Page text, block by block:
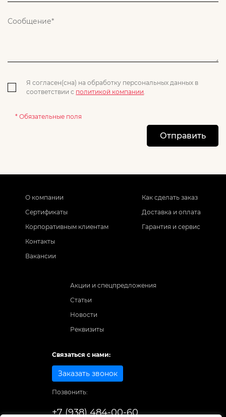
Я согласен(сна) на обработку персональных данных в
соответствии с политикой компании.
* Обязательные поля
Отправить
О компании
Сертификаты
Корпоративным клиентам
Контакты
Вакансии
Как сделать заказ
Доставка и оплата
Гарантия и сервис
Акции и спецпредложения
Статьи
Новости
Реквизиты
Связаться с нами:
Заказать звонок
Позвонить:
+7 (938) 484-00-60